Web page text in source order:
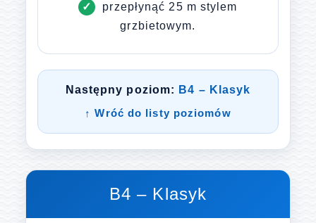
przepłynąć 25 m stylem
grzbietowym.
Następny poziom: B4 – Klasyk
↑ Wróć do listy poziomów
B4 – Klasyk